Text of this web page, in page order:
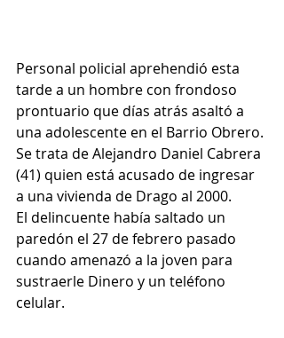
Personal policial aprehendió esta
tarde a un hombre con frondoso
prontuario que días atrás asaltó a
una adolescente en el Barrio Obrero.
Se trata de Alejandro Daniel Cabrera
(41) quien está acusado de ingresar
a una vivienda de Drago al 2000.
El delincuente había saltado un
paredón el 27 de febrero pasado
cuando amenazó a la joven para
sustraerle Dinero y un teléfono
celular.